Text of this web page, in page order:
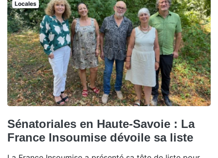
Locales
Sénatoriales en Haute-Savoie : La
France Insoumise dévoile sa liste